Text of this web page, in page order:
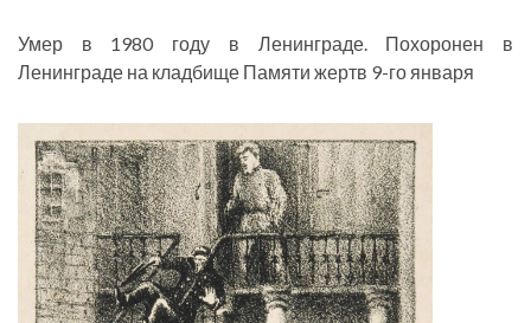
Умер в 1980 году в Ленинграде. Похоронен в
Ленинграде на кладбище Памяти жертв 9-го января